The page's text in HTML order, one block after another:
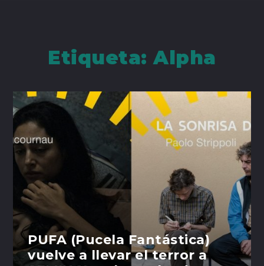
Etiqueta:Alpha
PUFA (Pucela Fantástica)
vuelve a llevar el terror a